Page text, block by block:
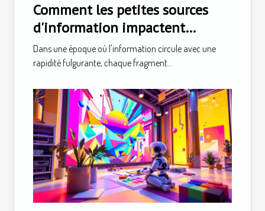
Comment les petites sources
d'information impactent
grandement la société
Dans une époque où l'information circule avec une
rapidité fulgurante, chaque fragment...